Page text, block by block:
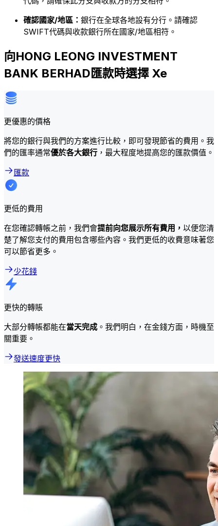
確認國家/地區： 銀行在全球各地設有分行。請確認
SWIFT代碼與收款銀行所在國家/地區相符。
向HONG LEONG INVESTMENT
BANK BERHAD匯款時選擇 Xe
更優惠的價格
將您的銀行與我們的方案進行比較，即可發現節省的費用。我
們的匯率通常優於各大銀行 ，最大程度地提高您的匯款價值。
匯款
更低的費用
在您確認轉帳之前，我們會提前向您展示所有費用， 以便您清
楚了解您支付的費用包含哪些內容。我們更低的收費意味著您
可以節省更多。
少花錢
更快的轉賬
大部分轉帳都能在當天完成 。我們明白，在金錢方面，時機至
關重要。
發送速度更快